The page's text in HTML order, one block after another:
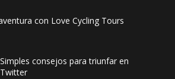
con Love Cycling Tours
Simples consejos para triunfar en
Twitter